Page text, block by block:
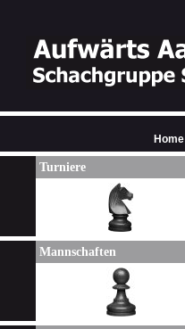
Turniere
Mannschaften
Home